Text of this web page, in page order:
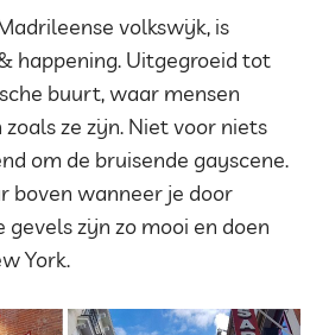
volkswijk, is
happening. Uitgegroeid tot
buurt, waar mensen
ze zijn. Niet voor niets
om de bruisende gayscene.
boven wanneer je door
gevels zijn zo mooi en doen
York.